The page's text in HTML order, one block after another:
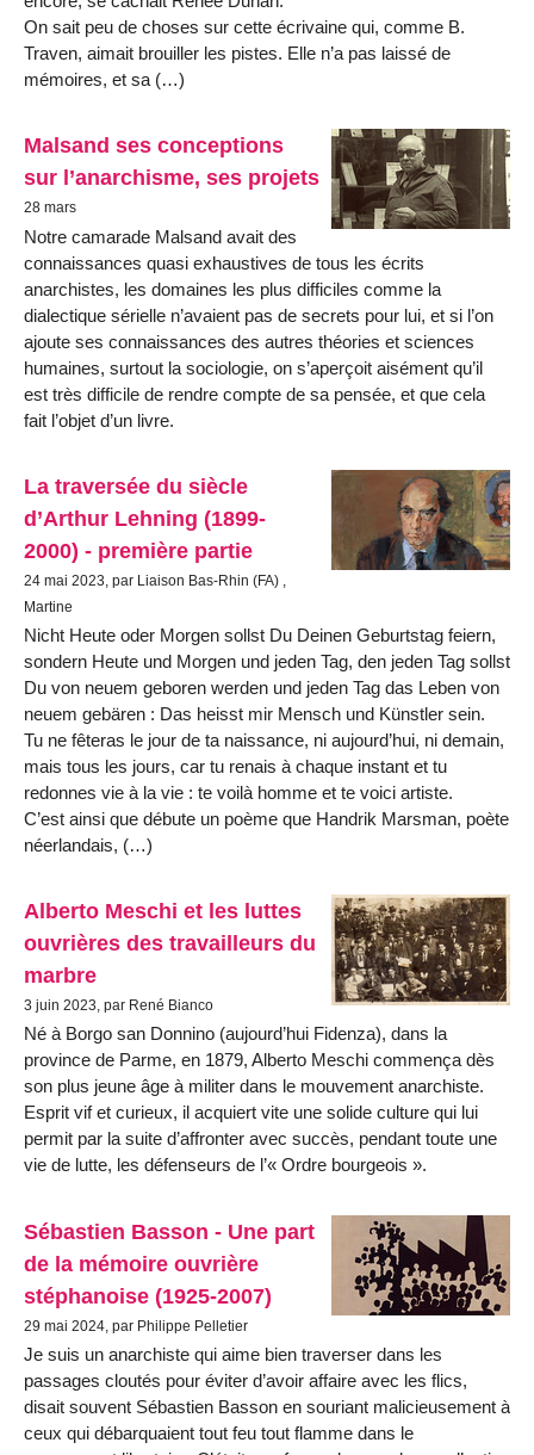
On sait peu de choses sur cette écrivaine qui, comme B.
Traven, aimait brouiller les pistes. Elle n’a pas laissé de
mémoires, et sa (…)
Malsand ses conceptions
sur l’anarchisme, ses projets
28 mars
Notre camarade Malsand avait des
connaissances quasi exhaustives de tous les écrits
anarchistes, les domaines les plus difficiles comme la
dialectique sérielle n’avaient pas de secrets pour lui, et si l’on
ajoute ses connaissances des autres théories et sciences
humaines, surtout la sociologie, on s’aperçoit aisément qu’il
est très difficile de rendre compte de sa pensée, et que cela
fait l’objet d’un livre.
La traversée du siècle
d’Arthur Lehning (1899-
2000) - première partie
24 mai 2023, par Liaison Bas-Rhin (FA) ,
Martine
Nicht Heute oder Morgen sollst Du Deinen Geburtstag feiern,
sondern Heute und Morgen und jeden Tag, den jeden Tag sollst
Du von neuem geboren werden und jeden Tag das Leben von
neuem gebären : Das heisst mir Mensch und Künstler sein.
Tu ne fêteras le jour de ta naissance, ni aujourd’hui, ni demain,
mais tous les jours, car tu renais à chaque instant et tu
redonnes vie à la vie : te voilà homme et te voici artiste.
C’est ainsi que débute un poème que Handrik Marsman, poète
néerlandais, (…)
Alberto Meschi et les luttes
ouvrières des travailleurs du
marbre
3 juin 2023, par René Bianco
Né à Borgo san Donnino (aujourd’hui Fidenza), dans la
province de Parme, en 1879, Alberto Meschi commença dès
son plus jeune âge à militer dans le mouvement anarchiste.
Esprit vif et curieux, il acquiert vite une solide culture qui lui
permit par la suite d’affronter avec succès, pendant toute une
vie de lutte, les défenseurs de l’« Ordre bourgeois ».
Sébastien Basson - Une part
de la mémoire ouvrière
stéphanoise (1925-2007)
29 mai 2024, par Philippe Pelletier
Je suis un anarchiste qui aime bien traver­ser dans les
passages cloutés pour éviter d’avoir affaire avec les flics,
disait souvent Sébastien Basson en souriant malicieusement à
ceux qui débarquaient tout feu tout flamme dans le